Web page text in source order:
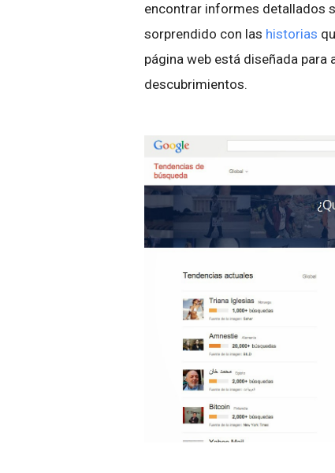
encontrar informes detallados
sorprendido con las historias
página web está diseñada
descubrimientos.